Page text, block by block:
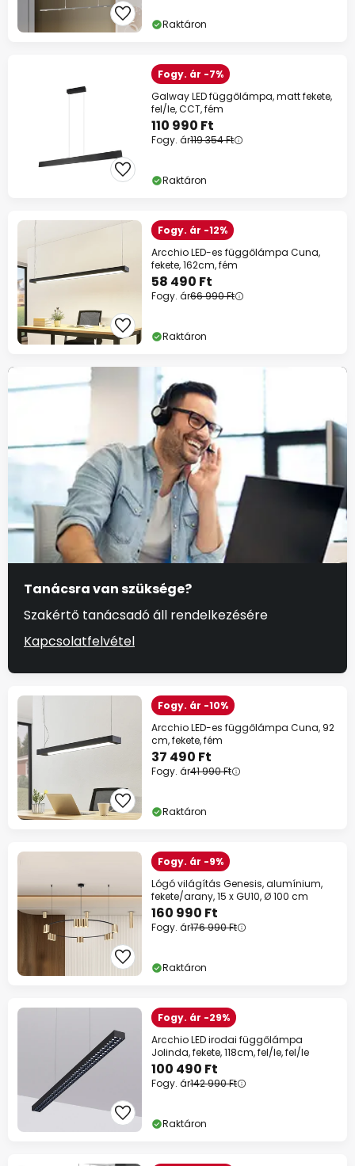
Raktáron
Fogy. ár -7%
Galway LED függőlámpa, matt fekete,
fel/le, CCT, fém
110 990 Ft
Fogy. ár119 354 Ft
Raktáron
Fogy. ár -12%
Arcchio LED-es függőlámpa Cuna,
fekete, 162cm, fém
58 490 Ft
Fogy. ár66 990 Ft
Raktáron
Tanácsra van szüksége?
Szakértő tanácsadó áll rendelkezésére
Kapcsolatfelvétel
Fogy. ár -10%
Arcchio LED-es függőlámpa Cuna, 92
cm, fekete, fém
37 490 Ft
Fogy. ár41 990 Ft
Raktáron
Fogy. ár -9%
Lógó világítás Genesis, alumínium,
fekete/arany, 15 x GU10, Ø 100 cm
160 990 Ft
Fogy. ár176 990 Ft
Raktáron
Fogy. ár -29%
Arcchio LED irodai függőlámpa
Jolinda, fekete, 118cm, fel/le, fel/le
100 490 Ft
Fogy. ár142 990 Ft
Raktáron